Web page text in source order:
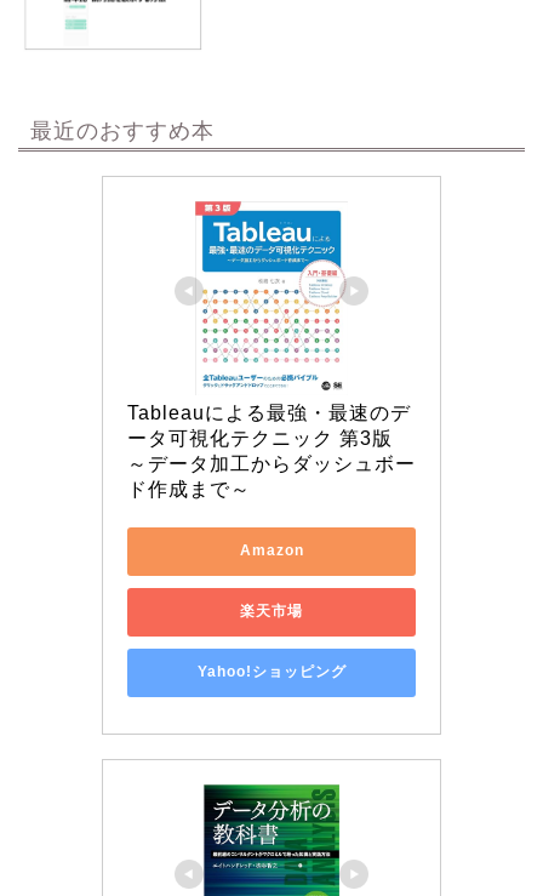
最近のおすすめ本
Tableauによる最強・最速のデ
ータ可視化テクニック 第3版
～データ加工からダッシュボー
ド作成まで～
Amazon
楽天市場
Yahoo!ショッピング